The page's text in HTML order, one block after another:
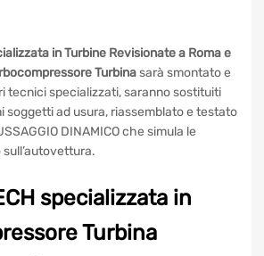
in Turbine Revisionate a Roma
Turbinasarà
dai nostri tecnici specializzati,
gli organi interni soggetti ad usura,
su un BANCO DI FLUSSAGGIO
specializzata in